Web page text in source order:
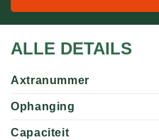
ALLE DETAILS
Axtranummer
Ophanging
Capaciteit